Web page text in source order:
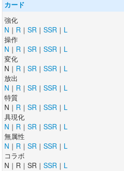
カード
強化
N ｜ R ｜ SR ｜ SSR ｜ L
操作
N ｜ R ｜ SR ｜ SSR ｜ L
変化
N｜ R ｜ SR ｜ SSR ｜ L
放出
N ｜ R ｜ SR ｜ SSR ｜ L
特質
N｜ R ｜ SR ｜ SSR ｜ L
具現化
N ｜ R ｜ SR ｜ SSR ｜ L
無属性
N ｜ R ｜ SR ｜ SSR ｜ L
コラボ
N｜R｜SR｜ SSR ｜ L